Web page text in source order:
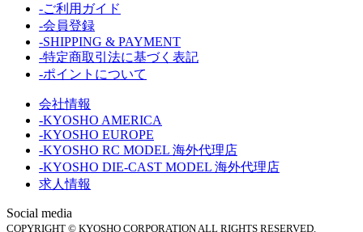
-ご利用ガイド
-会員登録
-SHIPPING & PAYMENT
-特定商取引法に基づく表記
-ポイントについて
会社情報
-KYOSHO AMERICA
-KYOSHO EUROPE
-KYOSHO RC MODEL 海外代理店
-KYOSHO DIE-CAST MODEL 海外代理店
求人情報
Social media
COPYRIGHT © KYOSHO CORPORATION ALL RIGHTS RESERVED.